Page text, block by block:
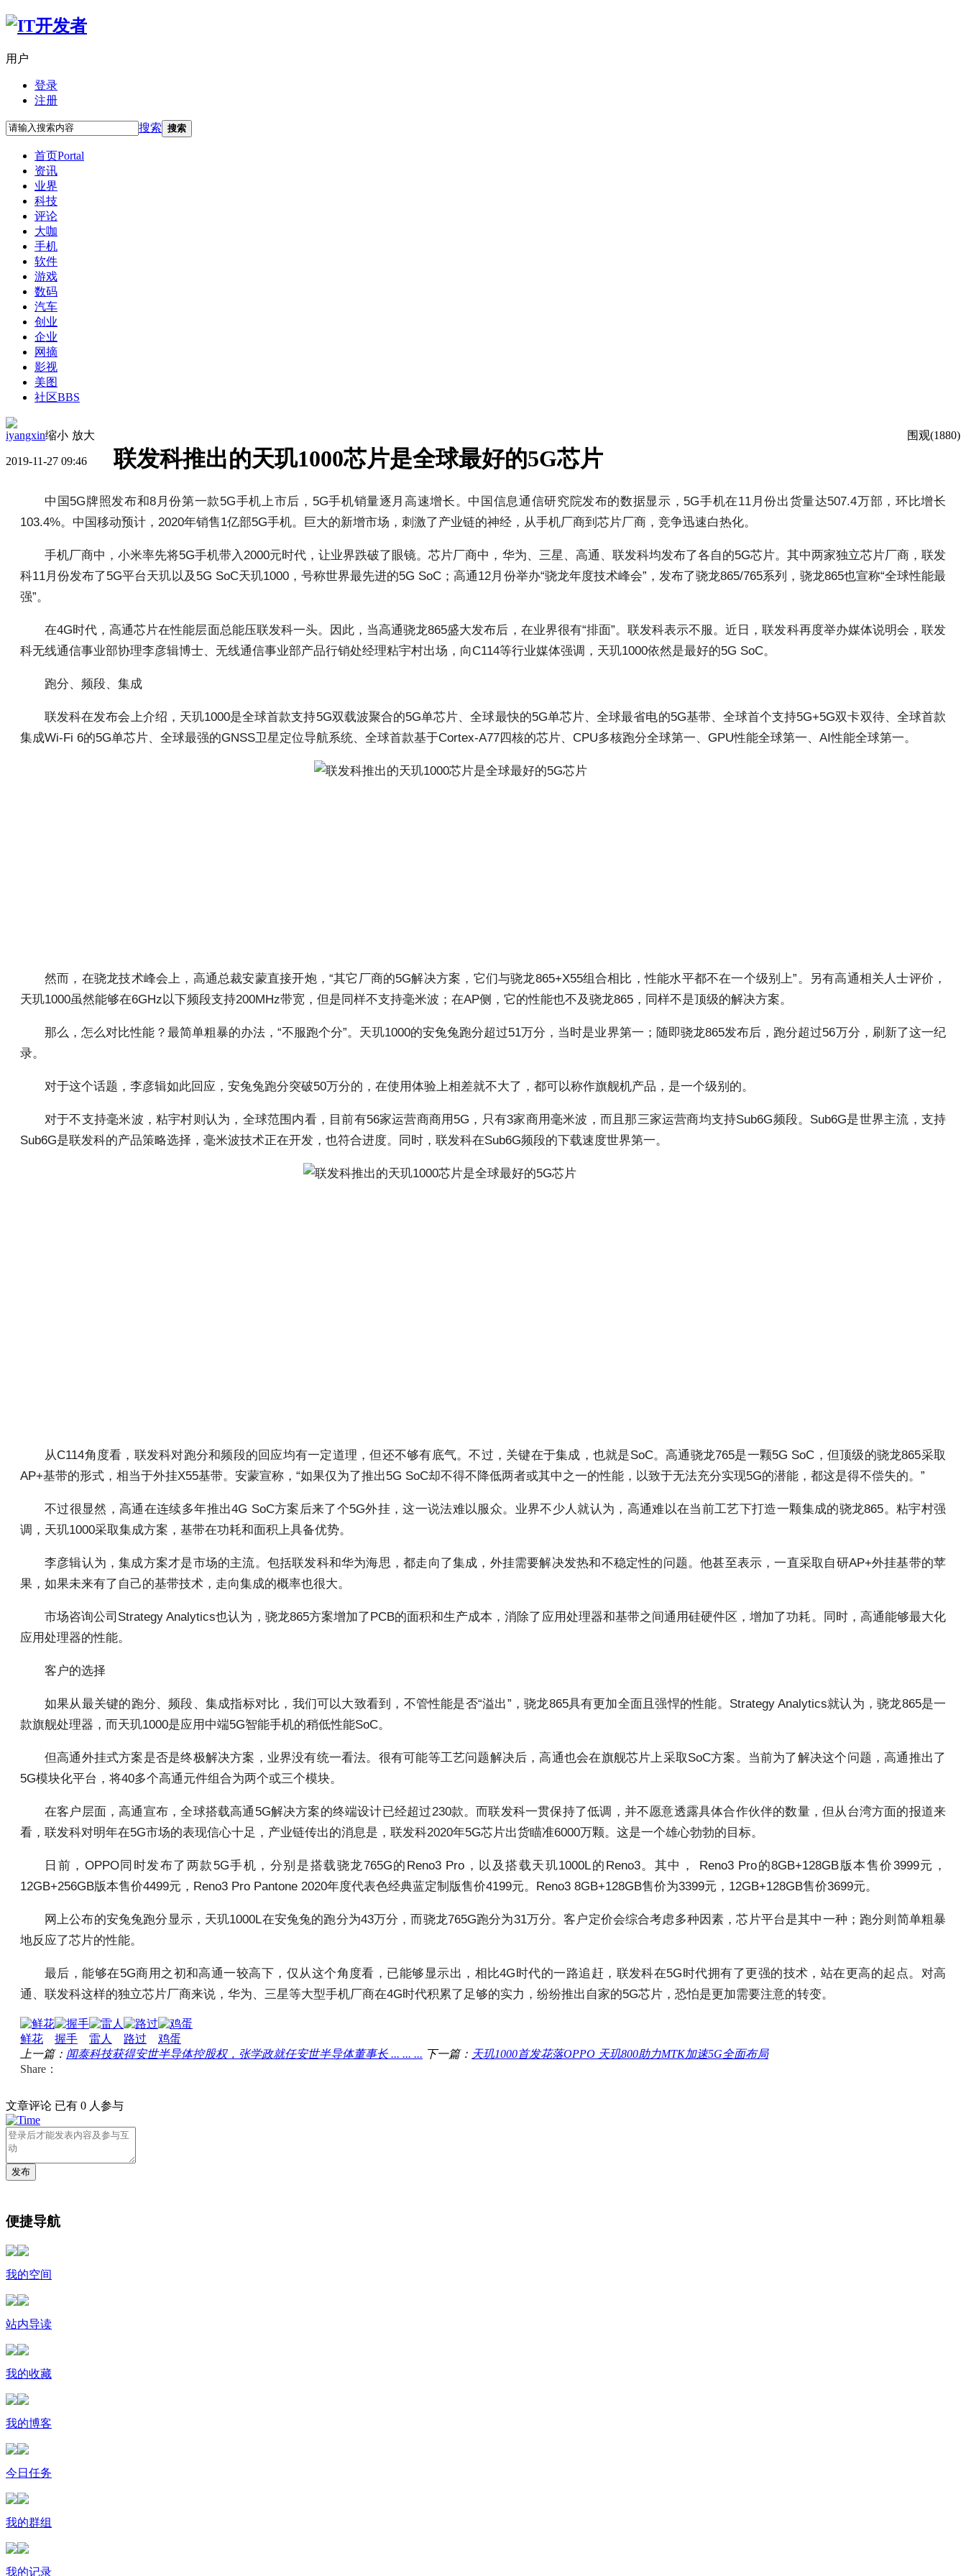
用户
登录
注册
搜索 搜索
首页Portal
资讯
业界
科技
评论
大咖
手机
软件
游戏
数码
汽车
创业
企业
网摘
影视
美图
社区BBS
iyangxin缩小 放大
2019-11-27 09:46
围观(1880)
联发科推出的天玑1000芯片是全球最好的5G芯片
中国5G牌照发布和8月份第一款5G手机上市后，5G手机销量逐月高速增长。中国信息通信研究院发布的数据显示，5G手机在11月份出货量达507.4万部，环比增长
103.4%。中国移动预计，2020年销售1亿部5G手机。巨大的新增市场，刺激了产业链的神经，从手机厂商到芯片厂商，竞争迅速白热化。
手机厂商中，小米率先将5G手机带入2000元时代，让业界跌破了眼镜。芯片厂商中，华为、三星、高通、联发科均发布了各自的5G芯片。其中两家独立芯片厂商，联发
科11月份发布了5G平台天玑以及5G SoC天玑1000，号称世界最先进的5G SoC；高通12月份举办“骁龙年度技术峰会”，发布了骁龙865/765系列，骁龙865也宣称“全球性能最
强”。
在4G时代，高通芯片在性能层面总能压联发科一头。因此，当高通骁龙865盛大发布后，在业界很有“排面”。联发科表示不服。近日，联发科再度举办媒体说明会，联发
科无线通信事业部协理李彦辑博士、无线通信事业部产品行销处经理粘宇村出场，向C114等行业媒体强调，天玑1000依然是最好的5G SoC。
跑分、频段、集成
联发科在发布会上介绍，天玑1000是全球首款支持5G双载波聚合的5G单芯片、全球最快的5G单芯片、全球最省电的5G基带、全球首个支持5G+5G双卡双待、全球首款
集成Wi-Fi 6的5G单芯片、全球最强的GNSS卫星定位导航系统、全球首款基于Cortex-A77四核的芯片、CPU多核跑分全球第一、GPU性能全球第一、AI性能全球第一。
然而，在骁龙技术峰会上，高通总裁安蒙直接开炮，“其它厂商的5G解决方案，它们与骁龙865+X55组合相比，性能水平都不在一个级别上”。另有高通相关人士评价，
天玑1000虽然能够在6GHz以下频段支持200MHz带宽，但是同样不支持毫米波；在AP侧，它的性能也不及骁龙865，同样不是顶级的解决方案。
那么，怎么对比性能？最简单粗暴的办法，“不服跑个分”。天玑1000的安兔兔跑分超过51万分，当时是业界第一；随即骁龙865发布后，跑分超过56万分，刷新了这一纪
录。
对于这个话题，李彦辑如此回应，安兔兔跑分突破50万分的，在使用体验上相差就不大了，都可以称作旗舰机产品，是一个级别的。
对于不支持毫米波，粘宇村则认为，全球范围内看，目前有56家运营商商用5G，只有3家商用毫米波，而且那三家运营商均支持Sub6G频段。Sub6G是世界主流，支持
Sub6G是联发科的产品策略选择，毫米波技术正在开发，也符合进度。同时，联发科在Sub6G频段的下载速度世界第一。
从C114角度看，联发科对跑分和频段的回应均有一定道理，但还不够有底气。不过，关键在于集成，也就是SoC。高通骁龙765是一颗5G SoC，但顶级的骁龙865采取
AP+基带的形式，相当于外挂X55基带。安蒙宣称，“如果仅为了推出5G SoC却不得不降低两者或其中之一的性能，以致于无法充分实现5G的潜能，都这是得不偿失的。”
不过很显然，高通在连续多年推出4G SoC方案后来了个5G外挂，这一说法难以服众。业界不少人就认为，高通难以在当前工艺下打造一颗集成的骁龙865。粘宇村强
调，天玑1000采取集成方案，基带在功耗和面积上具备优势。
李彦辑认为，集成方案才是市场的主流。包括联发科和华为海思，都走向了集成，外挂需要解决发热和不稳定性的问题。他甚至表示，一直采取自研AP+外挂基带的苹
果，如果未来有了自己的基带技术，走向集成的概率也很大。
市场咨询公司Strategy Analytics也认为，骁龙865方案增加了PCB的面积和生产成本，消除了应用处理器和基带之间通用硅硬件区，增加了功耗。同时，高通能够最大化
应用处理器的性能。
客户的选择
如果从最关键的跑分、频段、集成指标对比，我们可以大致看到，不管性能是否“溢出”，骁龙865具有更加全面且强悍的性能。Strategy Analytics就认为，骁龙865是一
款旗舰处理器，而天玑1000是应用中端5G智能手机的稍低性能SoC。
但高通外挂式方案是否是终极解决方案，业界没有统一看法。很有可能等工艺问题解决后，高通也会在旗舰芯片上采取SoC方案。当前为了解决这个问题，高通推出了
5G模块化平台，将40多个高通元件组合为两个或三个模块。
在客户层面，高通宣布，全球搭载高通5G解决方案的终端设计已经超过230款。而联发科一贯保持了低调，并不愿意透露具体合作伙伴的数量，但从台湾方面的报道来
看，联发科对明年在5G市场的表现信心十足，产业链传出的消息是，联发科2020年5G芯片出货瞄准6000万颗。这是一个雄心勃勃的目标。
日前，OPPO同时发布了两款5G手机，分别是搭载骁龙765G的Reno3 Pro，以及搭载天玑1000L的Reno3。其中， Reno3 Pro的8GB+128GB版本售价3999元，
12GB+256GB版本售价4499元，Reno3 Pro Pantone 2020年度代表色经典蓝定制版售价4199元。Reno3 8GB+128GB售价为3399元，12GB+128GB售价3699元。
网上公布的安兔兔跑分显示，天玑1000L在安兔兔的跑分为43万分，而骁龙765G跑分为31万分。客户定价会综合考虑多种因素，芯片平台是其中一种；跑分则简单粗暴
地反应了芯片的性能。
最后，能够在5G商用之初和高通一较高下，仅从这个角度看，已能够显示出，相比4G时代的一路追赶，联发科在5G时代拥有了更强的技术，站在更高的起点。对高
通、联发科这样的独立芯片厂商来说，华为、三星等大型手机厂商在4G时代积累了足够的实力，纷纷推出自家的5G芯片，恐怕是更加需要注意的转变。
鲜花 握手 雷人 路过
鸡蛋
上一篇： 闻泰科技获得安世半导体控股权，张学政就任安世半导体董事长 ... ... ... 下一篇： 天玑1000首发花落OPPO 天玑800助力MTK加速5G全面布局
Share：
文章评论 已有 0 人参与
发布
便捷导航
我的空间
站内导读
我的收藏
我的博客
今日任务
我的群组
我的记录